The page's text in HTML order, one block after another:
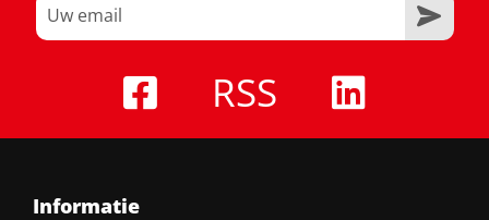
RSS
Informatie